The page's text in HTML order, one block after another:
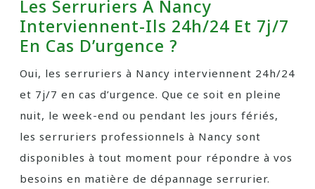
Les Serruriers À Nancy
Interviennent-Ils 24h/24 Et 7j/7
En Cas D’urgence ?
Oui, les serruriers à Nancy interviennent 24h/24
et 7j/7 en cas d’urgence. Que ce soit en pleine
nuit, le week-end ou pendant les jours fériés,
les serruriers professionnels à Nancy sont
disponibles à tout moment pour répondre à vos
besoins en matière de dépannage serrurier.